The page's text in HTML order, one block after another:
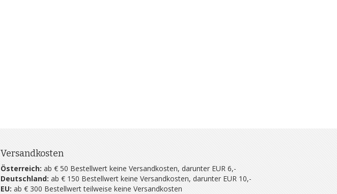
Versandkosten
Österreich: ab € 50 Bestellwert keine Versandkosten, darunter EUR 6,-
Deutschland: ab € 150 Bestellwert keine Versandkosten, darunter EUR 10,-
EU: ab € 300 Bestellwert teilweise keine Versandkosten